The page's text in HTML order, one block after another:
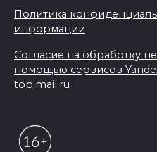
Политика
информации
Согласие на обработку
помощью сервисов
top.mail.ru